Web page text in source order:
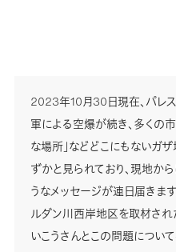
2023年10月30日現在、パレ
軍による空爆が続き、多くの
な場所」などどこにもないガ
ずかと見られており、現地か
うなメッセージが連日届きま
ルダン川西岸地区を取材され
いこうさんとこの問題につい